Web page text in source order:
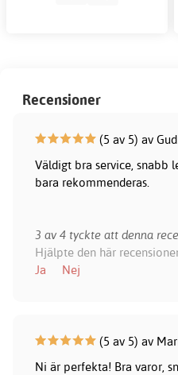
Recensioner
(5 av 5) av
Väldigt bra service, snabb
bara rekommenderas.
3 av 4 tyckte att denna
Hjälpte den här
Ja
Nej
(5 av 5) av
Ni är perfekta! Bra varor,